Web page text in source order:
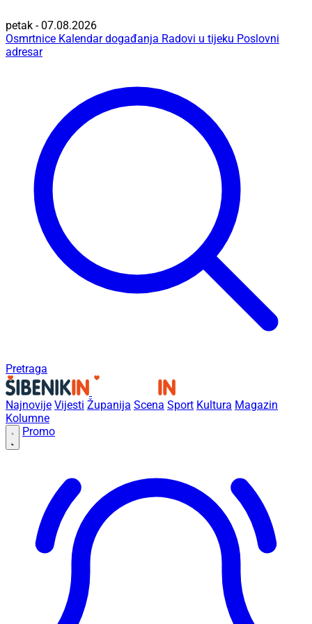
petak - 07.08.2026
Osmrtnice Kalendar događanja Radovi u tijeku Poslovni
adresar
Pretraga
Najnovije Vijesti Županija Scena Sport Kultura Magazin
Kolumne
Promo